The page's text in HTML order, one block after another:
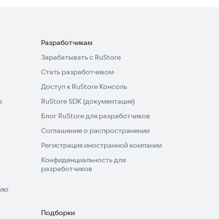
Разработчикам
Зарабатывать с RuStore
Стать разработчиком
Доступ к RuStore Консоль
RuStore SDK (документация)
Блог RuStore для разработчиков
Соглашение о распространении
Регистрация иностранной компании
Конфиденциальность для
разработчиков
Подборки